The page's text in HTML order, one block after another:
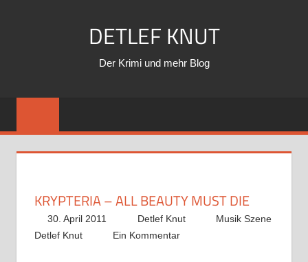
DETLEF KNUT
Der Krimi und mehr Blog
KRYPTERIA – ALL BEAUTY MUST DIE
30. April 2011 Detlef Knut
Musik Szene
Detlef Knut
Ein Kommentar